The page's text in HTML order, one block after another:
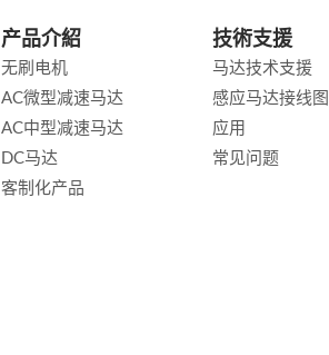
产品介紹
无刷电机
AC微型减速马达
AC中型减速马达
DC马达
客制化产品
技術支援
马达技术支援
感应马达接线图
应用
常见问题